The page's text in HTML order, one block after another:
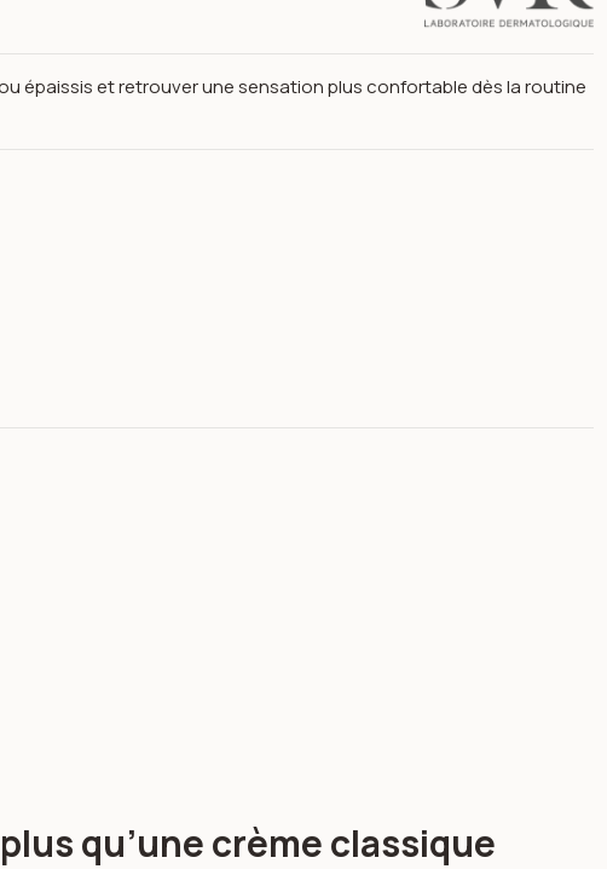
épaissis et retrouver une sensation plus confortable dès la routine
qu’une crème classique